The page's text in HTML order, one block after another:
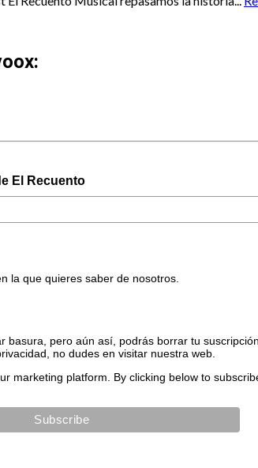
El Recuento
la que quieres saber de nosotros.
basura, pero aún así, podrás borrar tu
no dudes en visitar nuestra web.
marketing platform. By clicking below to